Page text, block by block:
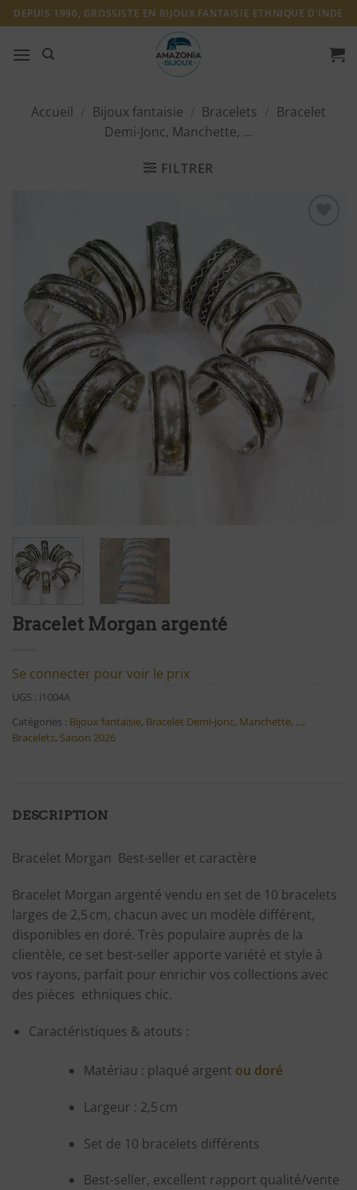
Passer
au
contenu
DEPUIS 1990, GROSSISTE EN BIJOUX FANTAISIE ETHNIQUE D'INDE
Accueil Bijoux fantaisie Bracelets
Bracelet
Demi-Jonc, Manchette, ...
FILTRER
d'envies
Bracelet Morgan argenté
Se connecter pour voir le prix
UGS : i1004A
Catégories : Bijoux fantaisie, Bracelet Demi-Jonc, Manchette, ...,
Bracelets, Saison 2026
DESCRIPTION
Bracelet Morgan Best-seller et caractère
Bracelet Morgan argenté vendu en set de 10 bracelets
larges de 2,5 cm, chacun avec un modèle différent,
disponibles en doré. Très populaire auprès de la
clientèle, ce set best-seller apporte variété et style à
vos rayons, parfait pour enrichir vos collections avec
des pièces ethniques chic.
Caractéristiques & atouts :
Matériau : plaqué argent ou doré
Largeur : 2,5 cm
Set de 10 bracelets différents
Best-seller, excellent rapport qualité/vente